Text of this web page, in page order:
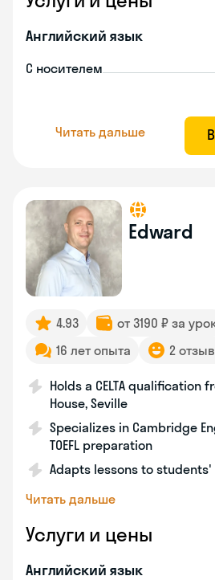
Английский язык
С носителем
Читать дальше
Edward
4.93
от 3190 ₽ за
16 лет опыта
2
Holds a CELTA qualification
House, Seville
Specializes in Cambridge
TOEFL preparation
Adapts lessons to
Читать дальше
Услуги и цены
Английский язык